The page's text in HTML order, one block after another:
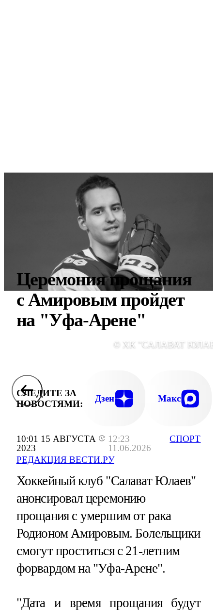
10:01 15 АВГУСТА
2023
12:23
11.06.2026
РЕДАКЦИЯ ВЕСТИ.РУ
СПОРТ
Церемония прощания
с Амировым пройдет
на "Уфа-Арене"
© ХК "САЛАВАТ
СЛЕДИТЕ ЗА
НОВОСТЯМИ:
Дзен Макс
Хоккейный клуб "Салават Юлаев"
анонсировал церемонию
прощания с умершим от рака
Родионом Амировым. Болельщики
смогут проститься с 21-летним
форвардом на "Уфа-Арене".
"Дата и время прощания будут